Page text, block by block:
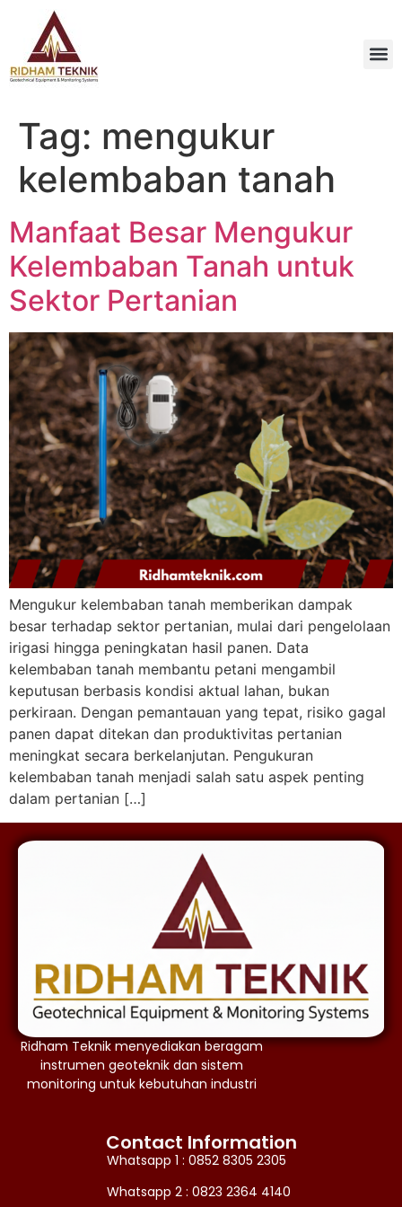
Tag: mengukur
kelembaban tanah
Manfaat Besar Mengukur
Kelembaban Tanah untuk
Sektor Pertanian
Mengukur kelembaban tanah memberikan dampak
besar terhadap sektor pertanian, mulai dari pengelolaan
irigasi hingga peningkatan hasil panen. Data
kelembaban tanah membantu petani mengambil
keputusan berbasis kondisi aktual lahan, bukan
perkiraan. Dengan pemantauan yang tepat, risiko gagal
panen dapat ditekan dan produktivitas pertanian
meningkat secara berkelanjutan. Pengukuran
kelembaban tanah menjadi salah satu aspek penting
dalam pertanian […]
Ridham Teknik menyediakan beragam
instrumen geoteknik dan sistem
monitoring untuk kebutuhan industri
Contact Information
Whatsapp 1 : 0852 8305 2305
Whatsapp 2 : 0823 2364 4140